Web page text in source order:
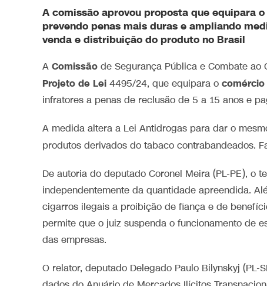
A comissão aprovou proposta que equipara
prevendo penas mais duras e ampliando
venda e distribuição do produto no Brasil
A Comissão de Segurança Pública e Combate ao
Projeto de Lei 4495/24, que equipara o
infratores a penas de reclusão de 5 a 15 anos e
A medida altera a Lei Antidrogas para dar o
produtos derivados do tabaco contrabandeados.
De autoria do deputado Coronel Meira (PL-PE), o
independentemente da quantidade apreendida.
cigarros ilegais a proibição de fiança e de
permite que o juiz suspenda o funcionamento de
das empresas.
O relator, deputado Delegado Paulo Bilynskyj